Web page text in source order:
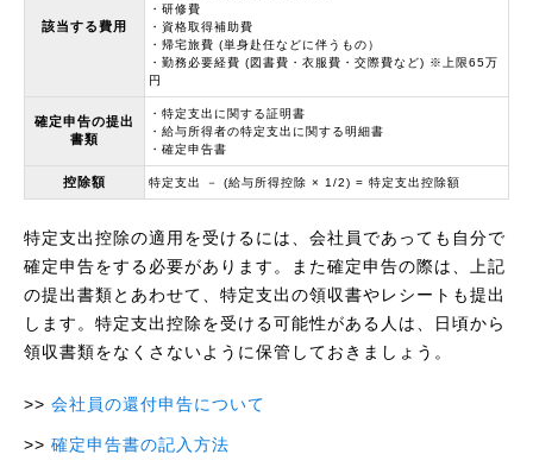
該当する費用
・研修費
・資格取得補助費
・帰宅旅費 (単身赴任などに伴うもの）
・勤務必要経費 (図書費・衣服費・交際費など) ※上限65万
円
確定申告の提出
書類
・特定支出に関する証明書
・給与所得者の特定支出に関する明細書
・確定申告書
控除額 特定支出 － (給与所得控除 × 1/2) = 特定支出控除額
特定支出控除の適用を受けるには、会社員であっても自分で
確定申告をする必要があります。また確定申告の際は、上記
の提出書類とあわせて、特定支出の領収書やレシートも提出
します。特定支出控除を受ける可能性がある人は、日頃から
領収書類をなくさないように保管しておきましょう。
会社員の還付申告について
確定申告書の記入方法